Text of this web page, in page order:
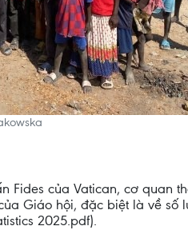
Fides của Vatican, cơ quan
Giáo hội, đặc biệt là về
2025.pdf).